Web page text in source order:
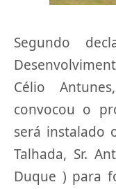
Segundo
Célio
convocou o
será instalado
Talhada, Sr.
Duque ) para